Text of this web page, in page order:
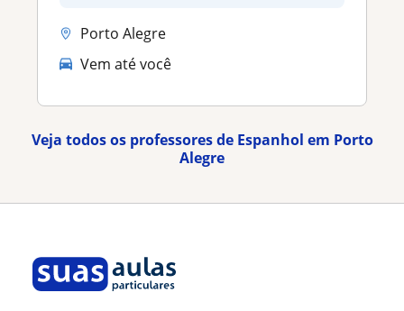
Porto Alegre
Vem até você
Veja todos os professores de Espanhol em Porto
Alegre